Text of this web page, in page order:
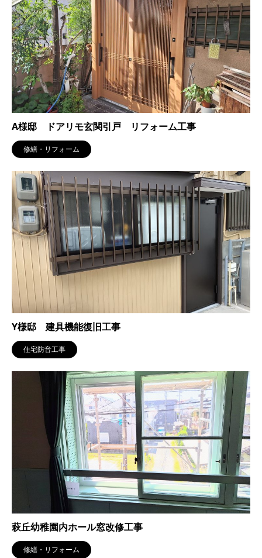
A様邸 ドアリモ玄関引戸 リフォーム工事
修繕・リフォーム
Y様邸 建具機能復旧工事
住宅防音工事
萩丘幼稚園内ホール窓改修工事
修繕・リフォーム